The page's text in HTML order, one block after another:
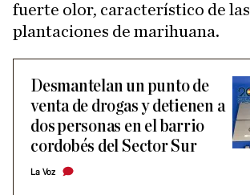
fuerte olor, característico de las
plantaciones de marihuana.
Desmantelan un punto de
venta de drogas y detienen a
dos personas en el barrio
cordobés del Sector Sur
La Voz